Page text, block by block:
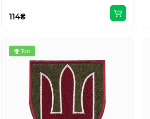
114₴
Топ